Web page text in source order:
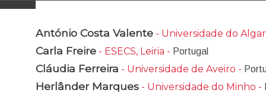
António Costa Valente - Universidade do
Carla Freire - ESECS, Leiria - Portugal
Cláudia Ferreira - Universidade de Aveiro -
Herlânder Marques - Universidade do Minho -